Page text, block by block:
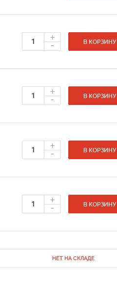
+
- В КОРЗИНУ
+
- В КОРЗИНУ
+
- В КОРЗИНУ
+
- В КОРЗИНУ
НЕТ НА СКЛАДЕ